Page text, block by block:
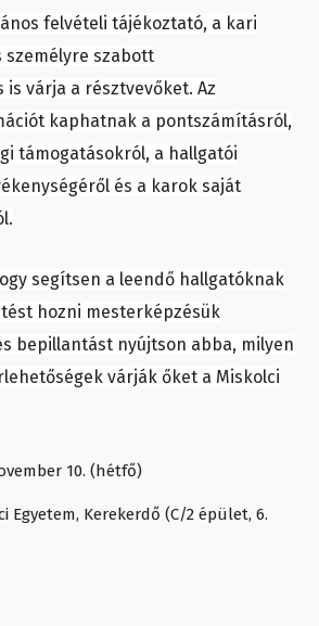
felvételi tájékoztató, a kari
személyre szabott
várja a résztvevőket. Az
kaphatnak a pontszámításról,
támogatásokról, a hallgatói
és a karok saját
segítsen a leendő hallgatóknak
hozni mesterképzésük
bepillantást nyújtson abba, milyen
várják őket a Miskolci
10. (hétfő)
Egyetem, Kerekerdő (C/2 épület, 6.